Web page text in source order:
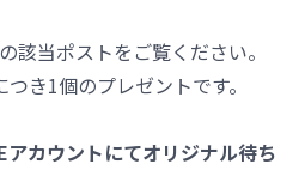
当ポストをご覧ください。
き1個のプレゼントです。
アカウントにてオリジナル待ち